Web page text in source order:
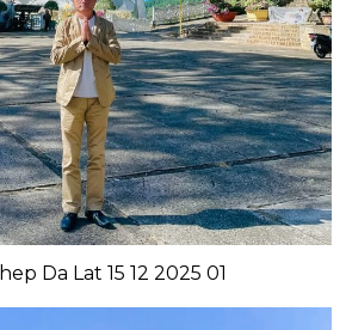
Da Lat 15 12 2025 01